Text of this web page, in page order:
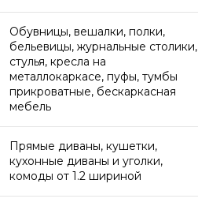
Обувницы, вешалки, полки,
бельевицы, журнальные столики,
стулья, кресла на
металлокаркасе, пуфы, тумбы
прикроватные, бескаркасная
мебель
Прямые диваны, кушетки,
кухонные диваны и уголки,
комоды от 1.2 шириной